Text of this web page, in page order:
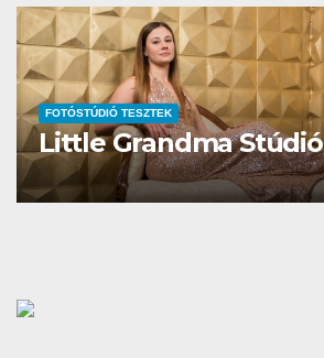
FOTÓSTÚDIÓ TESZTEK
Little Grandma Stúdió